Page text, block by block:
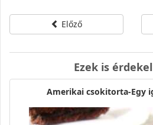
Előző
Ezek is
Amerikai csokitorta-Egy